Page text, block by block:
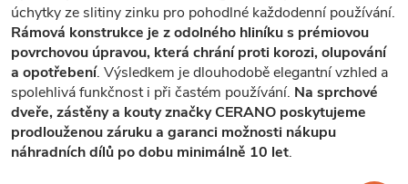
úchytky ze slitiny zinku pro pohodlné každodenní používání.
Rámová konstrukce je z odolného hliníku s prémiovou
povrchovou úpravou, která chrání proti korozi, olupování
a opotřebení. Výsledkem je dlouhodobě elegantní vzhled a
spolehlivá funkčnost i při častém používání. Na sprchové
dveře, zástěny a kouty značky CERANO poskytujeme
prodlouženou záruku a garanci možnosti nákupu
náhradních dílů po dobu minimálně 10 let.